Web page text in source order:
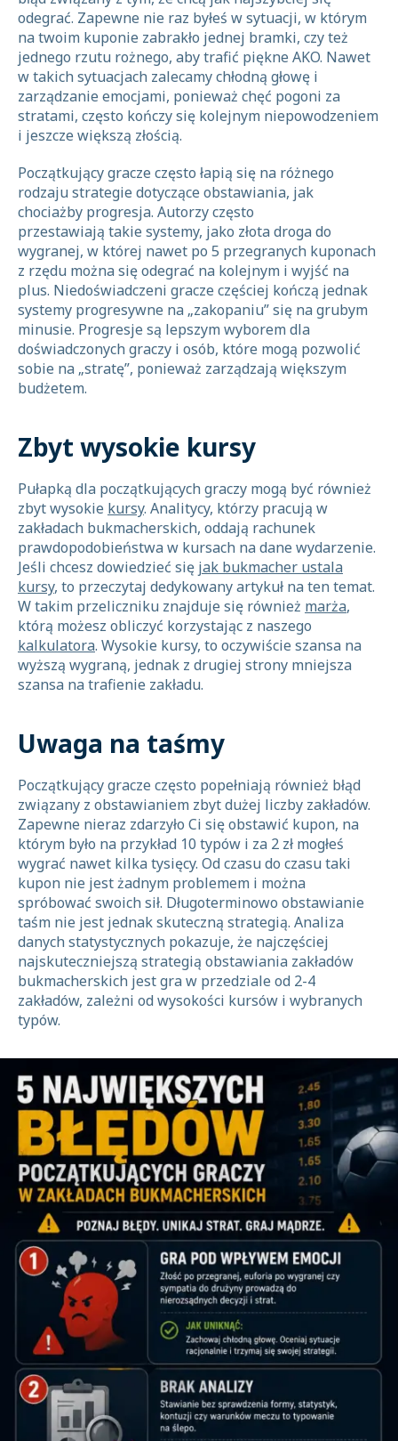
odegrać. Zapewne nie raz byłeś w sytuacji, w którym
na twoim kuponie zabrakło jednej bramki, czy też
jednego rzutu rożnego, aby trafić piękne AKO. Nawet
w takich sytuacjach zalecamy chłodną głowę i
zarządzanie emocjami, ponieważ chęć pogoni za
stratami, często kończy się kolejnym niepowodzeniem
i jeszcze większą złością.
Początkujący gracze często łapią się na różnego
rodzaju strategie dotyczące obstawiania, jak
chociażby progresja. Autorzy często
przestawiają takie systemy, jako złota droga do
wygranej, w której nawet po 5 przegranych kuponach
z rzędu można się odegrać na kolejnym i wyjść na
plus. Niedoświadczeni gracze częściej kończą jednak
systemy progresywne na „zakopaniu” się na grubym
minusie. Progresje są lepszym wyborem dla
doświadczonych graczy i osób, które mogą pozwolić
sobie na „stratę”, ponieważ zarządzają większym
budżetem.
Zbyt wysokie kursy
Pułapką dla początkujących graczy mogą być również
zbyt wysokie kursy. Analitycy, którzy pracują w
zakładach bukmacherskich, oddają rachunek
prawdopodobieństwa w kursach na dane wydarzenie.
Jeśli chcesz dowiedzieć się jak bukmacher ustala
kursy, to przeczytaj dedykowany artykuł na ten temat.
W takim przeliczniku znajduje się również marża,
którą możesz obliczyć korzystając z naszego
kalkulatora. Wysokie kursy, to oczywiście szansa na
wyższą wygraną, jednak z drugiej strony mniejsza
szansa na trafienie zakładu.
Uwaga na taśmy
Początkujący gracze często popełniają również błąd
związany z obstawianiem zbyt dużej liczby zakładów.
Zapewne nieraz zdarzyło Ci się obstawić kupon, na
którym było na przykład 10 typów i za 2 zł mogłeś
wygrać nawet kilka tysięcy. Od czasu do czasu taki
kupon nie jest żadnym problemem i można
spróbować swoich sił. Długoterminowo obstawianie
taśm nie jest jednak skuteczną strategią. Analiza
danych statystycznych pokazuje, że najczęściej
najskuteczniejszą strategią obstawiania zakładów
bukmacherskich jest gra w przedziale od 2-4
zakładów, zależni od wysokości kursów i wybranych
typów.